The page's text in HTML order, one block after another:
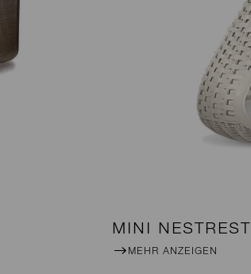
MINI NESTREST
MEHR ANZEIGEN